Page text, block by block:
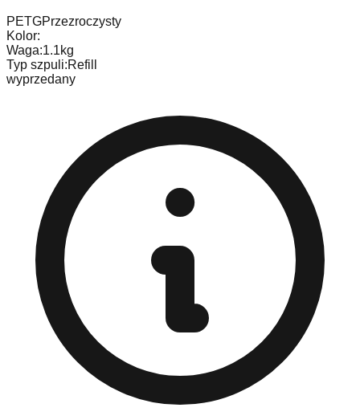
PETGPrzezroczysty
Kolor:
Waga:1.1kg
Typ szpuli:Refill
wyprzedany